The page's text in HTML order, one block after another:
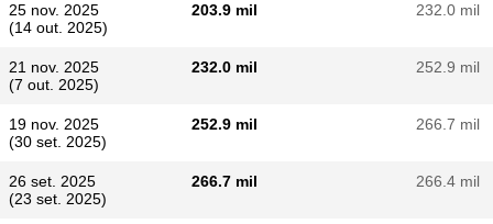
25 nov. 2025
(14 out. 2025)
203.9 mil 232.0 mil
21 nov. 2025
(7 out. 2025)
232.0 mil 252.9 mil
19 nov. 2025
(30 set. 2025)
252.9 mil 266.7 mil
26 set. 2025
(23 set. 2025)
266.7 mil 266.4 mil